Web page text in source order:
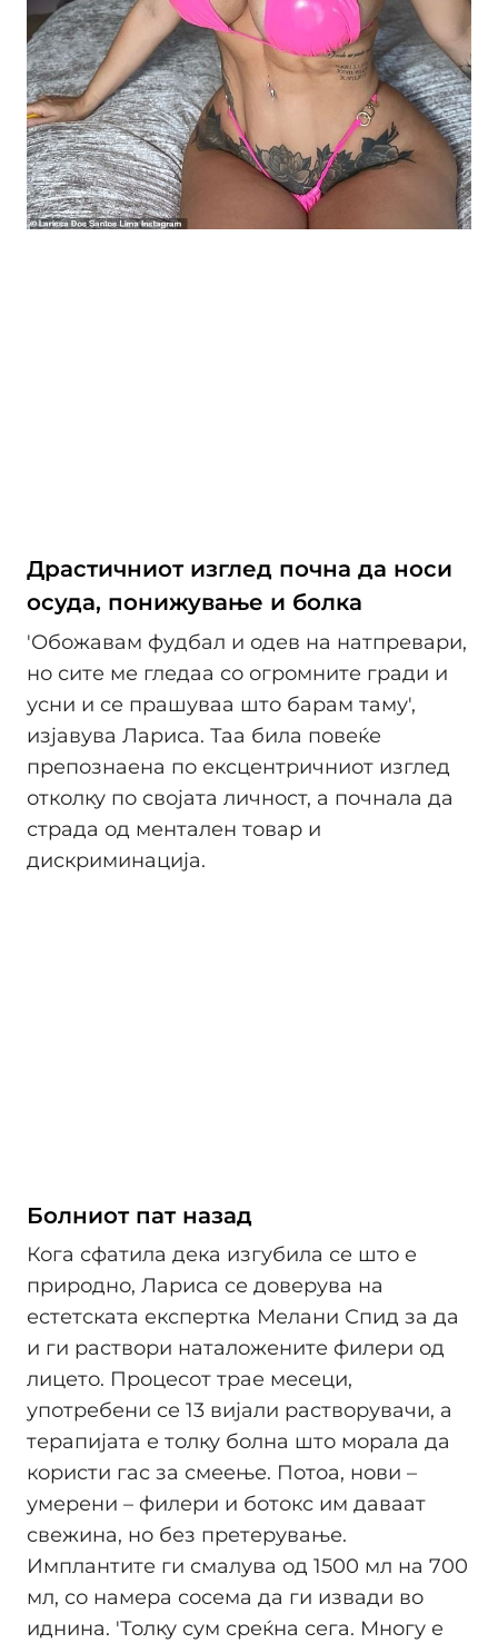
Драстичниот изглед почна да носи
осуда, понижување и болка
'Обожавам фудбал и одев на натпревари,
но сите ме гледаа со огромните гради и
усни и се прашуваа што барам таму',
изјавува Лариса. Таа била повеќе
препознаена по ексцентричниот изглед
отколку по својата личност, а почнала да
страда од ментален товар и
дискриминација.
Болниот пат назад
Кога сфатила дека изгубила се што е
природно, Лариса се доверува на
естетската експертка Мелани Спид за да
и ги раствори наталожените филери од
лицето. Процесот трае месеци,
употребени се 13 вијали растворувачи, а
терапијата е толку болна што морала да
користи гас за смеење. Потоа, нови –
умерени – филери и ботокс им даваат
свежина, но без претерување.
Имплантите ги смалува од 1500 мл на 700
мл, со намера сосема да ги извади во
иднина. 'Толку сум среќна сега. Многу е